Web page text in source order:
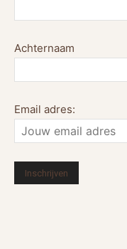
Achternaam
Email adres: